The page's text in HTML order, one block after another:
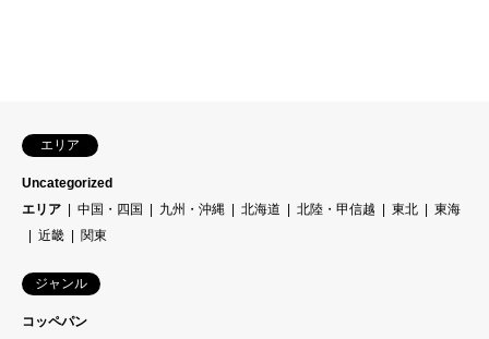
エリア
Uncategorized
エリア
中国・四国 九州・沖縄 北海道 北陸・甲信越 東北
東海
近畿
関東
ジャンル
コッペパン